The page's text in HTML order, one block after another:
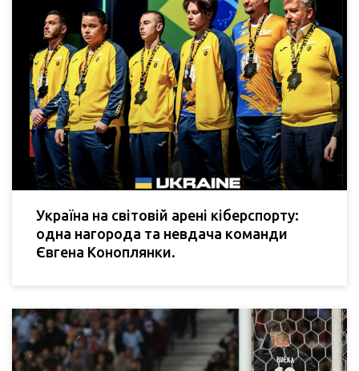
Україна на світовій арені кіберспорту:
одна нагорода та невдача команди
Євгена Коноплянки.